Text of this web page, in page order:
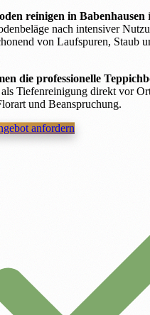
reinigen in Babenhausen
nach intensiver
von Laufspuren, Staub
die professionelle
als Tiefenreinigung direkt vor
und Beanspruchung.
anfordern